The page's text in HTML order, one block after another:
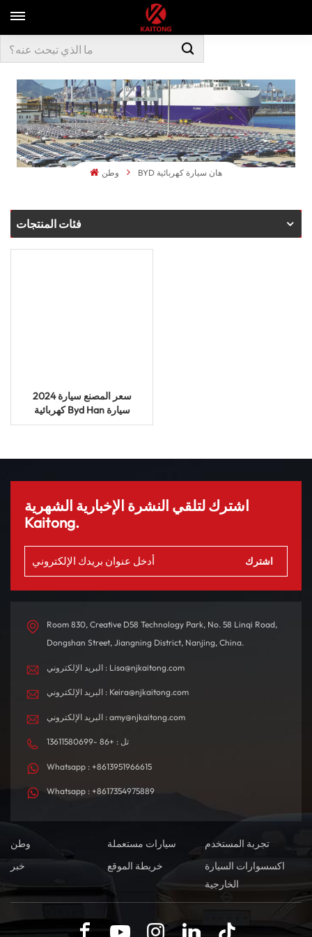
وطن BYD هان سيارة كهربائية
فئات المنتجات
2024 سعر المصنع سيارة
كهربائية Byd Han سيارة
كهربائية ذات 4 أبواب و 5 مقاعد
اشترك لتلقي النشرة الإخبارية الشهرية
Kaitong.
Room 830, Creative D58 Technology Park, No. 58 Linqi Road,
Dongshan Street, Jiangning District, Nanjing, China.
البريد الإلكتروني : Lisa@njkaitong.com
البريد الإلكتروني : Keira@njkaitong.com
البريد الإلكتروني : amy@njkaitong.com
تل : +86 -13611580699
Whatsapp : +8613951966615
Whatsapp : +8617354975889
وطن سيارات مستعملة
تجربة المستخدم
خبر
خريطة الموقع
اكسسوارات السيارة
الخارجية